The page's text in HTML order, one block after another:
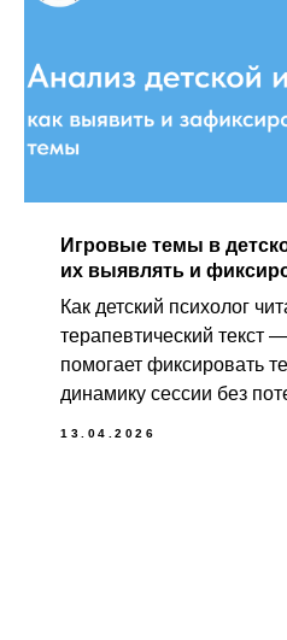
Игровые темы в
их выявлять и
Как детский психолог
терапевтический текст
помогает фиксировать
динамику сессии без
13.04.2026